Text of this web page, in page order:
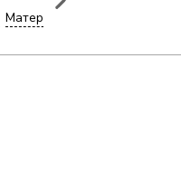
Материалы для лазерной